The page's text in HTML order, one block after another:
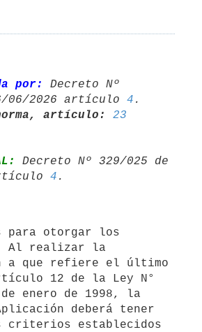
por:
Decreto Nº
06/2026 artículo 4
artículo:
23
Decreto Nº 329/025 de
4
Al realizar la
a que refiere el último
12 de la Ley N°
enero de 1998, la
deberá tener
criterios establecidos